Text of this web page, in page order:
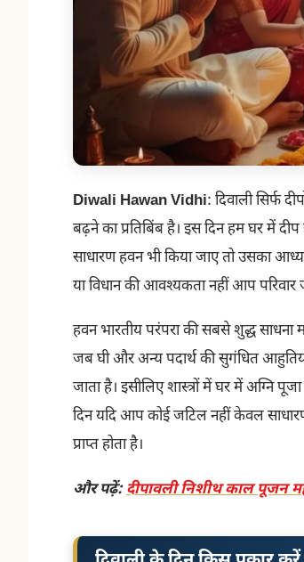
Diwali Hawan Vidhi: दिवाली सिर्फ
बढ़ने का प्रतिबिंब है। इस दिन हम घर में
साधारण हवन भी किया जाए तो उसका
या विधान की आवश्यकता नहीं आप
हवन भारतीय परंपरा की सबसे शुद्ध साधना
जब घी और अन्य पदार्थ की सुगंधित
जाता है। इसीलिए शास्त्रों में घर में अग्नि
दिन यदि आप कोई जटिल नहीं केवल
प्राप्त होता है।
और पढ़ें:दीपावली निशीथ काल पूजन